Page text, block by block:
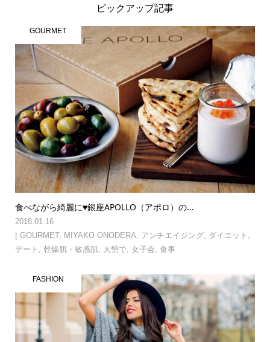
ピックアップ記事
GOURMET
食べながら綺麗に♥銀座APOLLO（アポロ）の...
2018.01.16
GOURMET, MIYAKO ONODERA, アンチエイジング, ダイエット ,
デート , 乾燥肌・敏感肌, 大勢で, 女子会, 食事
FASHION